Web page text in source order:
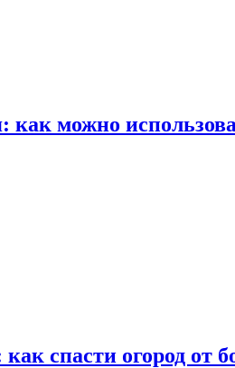
можно
спасти огород от